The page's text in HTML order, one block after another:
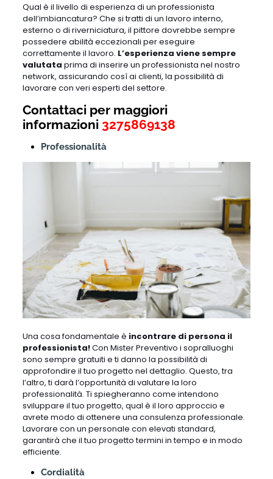
Qual è il livello di esperienza di un professionista
dell’imbiancatura? Che si tratti di un lavoro interno,
esterno o di riverniciatura, il pittore dovrebbe sempre
possedere abilità eccezionali per eseguire
correttamente il lavoro. L’esperienza viene sempre
valutata prima di inserire un professionista nel nostro
network, assicurando così ai clienti, la possibilità di
lavorare con veri esperti del settore.
Contattaci per maggiori
informazioni 3275869138
Professionalità
Una cosa fondamentale è incontrare di persona il
professionista!Con Mister Preventivo i sopralluoghi
sono sempre gratuiti e ti danno la possibilità di
approfondire il tuo progetto nel dettaglio. Questo, tra
l’altro, ti darà l’opportunità di valutare la loro
professionalità. Ti spiegheranno come intendono
sviluppare il tuo progetto, qual è il loro approccio e
avrete modo di ottenere una consulenza professionale.
Lavorare con un personale con elevati standard,
garantirà che il tuo progetto termini in tempo e in modo
efficiente.
Cordialità